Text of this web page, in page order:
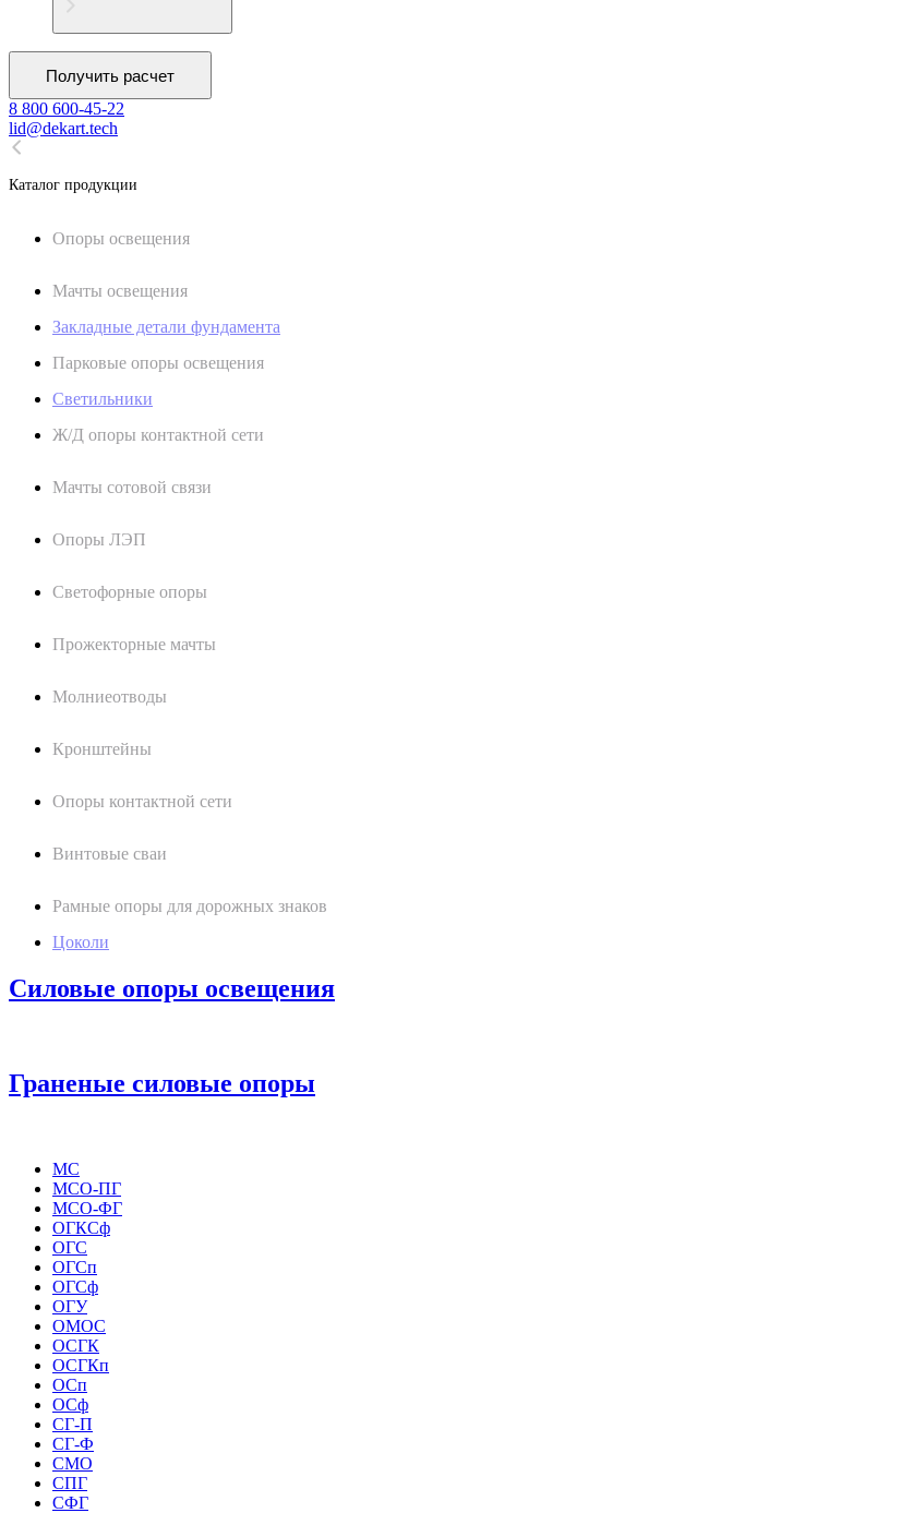
Получить расчет
8 800 600-45-22
lid@dekart.tech
Каталог продукции
Oпоры oсвeщения
Мачты освещения
Закладные детали фундамента
Парковые опоры освещения
Светильники
Ж/Д опоры контактной сети
Мачты сотовой связи
Опоры ЛЭП
Светофорные опоры
Прожекторные мачты
Молниеотводы
Кронштейны
Опоры контактной сети
Винтовые сваи
Рамные опоры для дорожных знаков
Цоколи
Силовые опоры освещения
Граненые силовые опоры
МС
МСО-ПГ
МСО-ФГ
ОГКСф
ОГС
ОГСп
ОГСф
ОГУ
ОМОС
ОСГК
ОСГКп
ОСп
ОСф
СГ-П
СГ-Ф
СМО
СПГ
СФГ